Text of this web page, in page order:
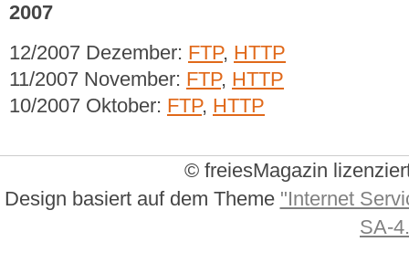
2007
12/2007 Dezember: FTP, HTTP
11/2007 November: FTP, HTTP
10/2007 Oktober: FTP, HTTP
© freiesMagazin
Design basiert auf dem Theme "Internet
SA-